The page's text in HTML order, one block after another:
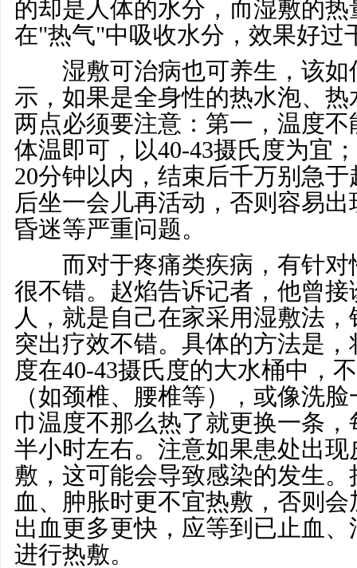
的却是人体的水分，而湿敷的
在"热气"中吸收水分，效果好过
湿敷可治病也可养生，该如
示，如果是全身性的热水泡、
两点必须要注意：第一，温度
体温即可，以40-43摄氏度为宜
20分钟以内，结束后千万别急
后坐一会儿再活动，否则容易
昏迷等严重问题。
而对于疼痛类疾病，有针对
很不错。赵焰告诉记者，他曾
人，就是自己在家采用湿敷法
突出疗效不错。具体的方法是
度在40-43摄氏度的大水桶中，
（如颈椎、腰椎等），或像洗
巾温度不那么热了就更换一条
半小时左右。注意如果患处出
敷，这可能会导致感染的发生
血、肿胀时更不宜热敷，否则
出血更多更快，应等到已止血
进行热敷。